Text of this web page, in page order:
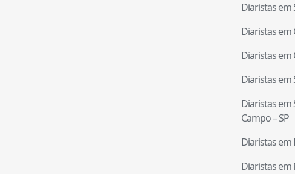
Diaristas em
Diaristas em
Diaristas em
Diaristas em
Diaristas em
Campo–SP
Diaristas em
Diaristas em